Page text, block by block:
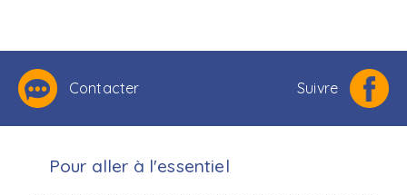
Contacter Suivre
Pour aller à l'essentiel